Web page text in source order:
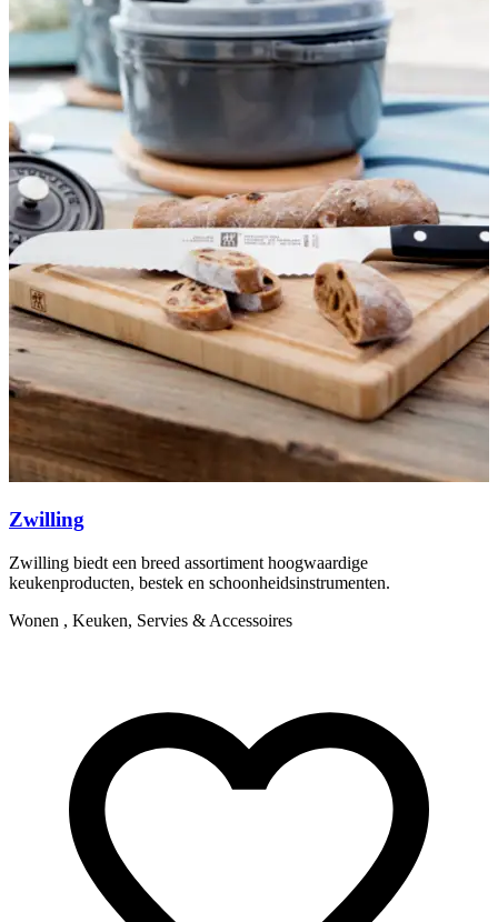
Zwilling
Zwilling biedt een breed assortiment hoogwaardige
keukenproducten, bestek en schoonheidsinstrumenten.
Wonen , Keuken, Servies & Accessoires